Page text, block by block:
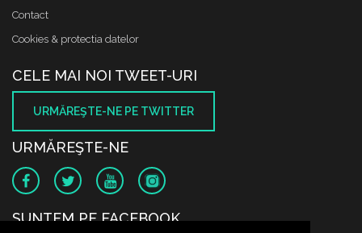
Contact
Cookies & protectia datelor
CELE MAI NOI TWEET-URI
URMĂREŞTE-NE PE TWITTER
URMĂREŞTE-NE
SUNTEM PE FACEBOOK